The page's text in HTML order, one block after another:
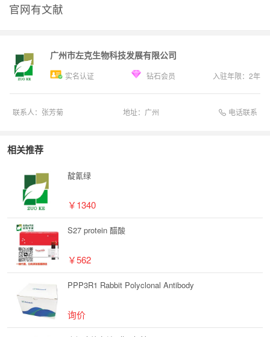
官网有文献
广州市左克生物科技发展有限公司
实名认证 钻石会员 入驻年限： 2年
联系人： 张芳菊 地址： 广州 电话联系
相关推荐
靛氰绿
￥1340
S27 protein 醋酸
￥562
PPP3R1 Rabbit Polyclonal Antibody
询价